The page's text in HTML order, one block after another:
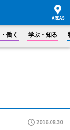
働く 学ぶ・知る
2016.08.30